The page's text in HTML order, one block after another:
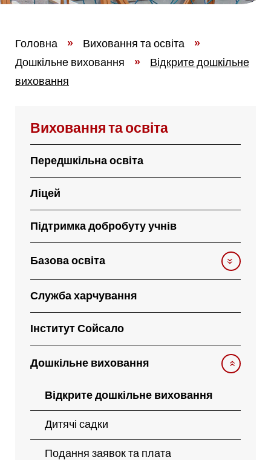
Головна » Виховання та освіта
»
Дошкільне виховання
»
Відкрите дошкільне
виховання
Виховання та освіта
Передшкільна освіта
Ліцей
Підтримка добробуту учнів
Базова освіта
Служба харчування
Інститут Сойсало
Дошкільне виховання
Відкрите дошкільне виховання
Дитячі садки
Подання заявок та плата